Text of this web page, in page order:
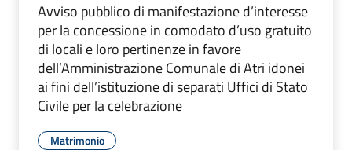
Avviso pubblico di manifestazione d’interesse
per la concessione in comodato d’uso gratuito
di locali e loro pertinenze in favore
dell’Amministrazione Comunale di Atri idonei
ai fini dell’istituzione di separati Uffici di Stato
Civile per la celebrazione
Matrimonio